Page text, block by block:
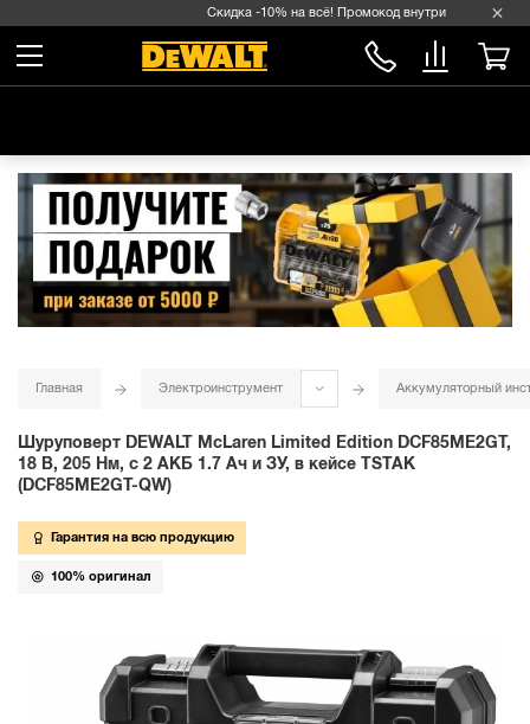
Скидка -10% на всё! Промокод внутри →
Главная Электроинструмент Аккумуляторный
Шуруповерт DEWALT McLaren Limited Edition DCF85ME2GT,
18 В, 205 Нм, с 2 АКБ 1.7 Ач и ЗУ, в кейсе TSTAK
(DCF85ME2GT-QW)
Гарантия на всю продукцию
100% оригинал